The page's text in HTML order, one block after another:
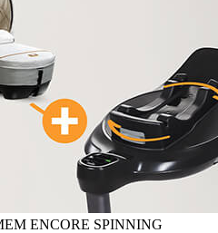
ENCORE SPINNING